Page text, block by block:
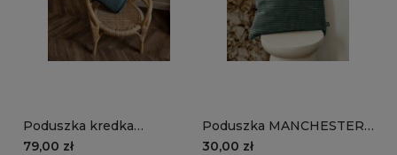
Poduszka kredka
MANCHESTER LN39 |
79,00 zł
Poduszka MANCHESTER
LN39 | ciemnozielony
30,00 zł